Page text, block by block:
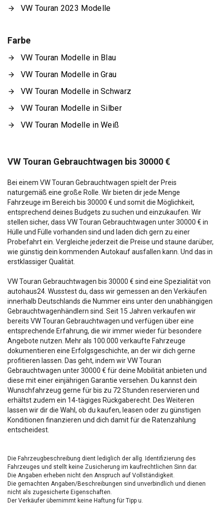
VW Touran 2023 Modelle
Farbe
VW Touran Modelle in Blau
VW Touran Modelle in Grau
VW Touran Modelle in Schwarz
VW Touran Modelle in Silber
VW Touran Modelle in Weiß
VW Touran Gebrauchtwagen bis 30000 €
Bei einem VW Touran Gebrauchtwagen spielt der Preis
naturgemäß eine große Rolle. Wir bieten dir jede Menge
Fahrzeuge im Bereich bis 30000 € und somit die Möglichkeit,
entsprechend deines Budgets zu suchen und einzukaufen. Wir
stellen sicher, dass VW Touran Gebrauchtwagen unter 30000 € in
Hülle und Fülle vorhanden sind und laden dich gern zu einer
Probefahrt ein. Vergleiche jederzeit die Preise und staune darüber,
wie günstig dein kommenden Autokauf ausfallen kann. Und das in
erstklassiger Qualität.
VW Touran Gebrauchtwagen bis 30000 € sind eine Spezialität von
autohaus24. Wusstest du, dass wir gemessen an den Verkäufen
innerhalb Deutschlands die Nummer eins unter den unabhängigen
Gebrauchtwagenhändlern sind. Seit 15 Jahren verkaufen wir
bereits VW Touran Gebrauchtwagen und verfügen über eine
entsprechende Erfahrung, die wir immer wieder für besondere
Angebote nutzen. Mehr als 100.000 verkaufte Fahrzeuge
dokumentieren eine Erfolgsgeschichte, an der wir dich gerne
profitieren lassen. Das geht, indem wir VW Touran
Gebrauchtwagen unter 30000 € für deine Mobilität anbieten und
diese mit einer einjährigen Garantie versehen. Du kannst dein
Wunschfahrzeug gerne für bis zu 72 Stunden reservieren und
erhältst zudem ein 14-tägiges Rückgaberecht. Des Weiteren
lassen wir dir die Wahl, ob du kaufen, leasen oder zu günstigen
Konditionen finanzieren und dich damit für die Ratenzahlung
entscheidest.
Die Fahrzeugbeschreibung dient lediglich der allg. Identifizierung des
Fahrzeuges und stellt keine Zusicherung im kaufrechtlichen Sinn dar.
Die Angaben erheben nicht den Anspruch auf Vollständigkeit.
Die gemachten Angaben/Beschreibungen sind unverbindlich und dienen
nicht als zugesicherte Eigenschaften.
Der Verkäufer übernimmt keine Haftung für Tipp u.